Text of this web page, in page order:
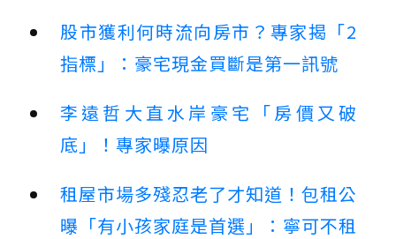
股市獲利何時流向房市？專家揭「2
指標」：豪宅現金買斷是第一訊號
李遠哲大直水岸豪宅「房價又破
底」！專家曝原因
租屋市場多殘忍老了才知道！包租公
曝「有小孩家庭是首選」：寧可不租